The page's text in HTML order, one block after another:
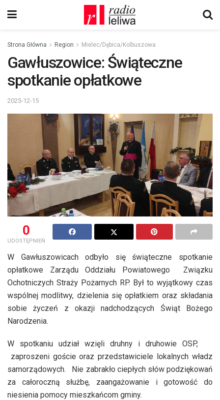
Strona Główna Region Mielec/Dębica/Kolbuszowa
Gawłuszowice: Świąteczne
spotkanie opłatkowe
2025-12-15
0
UDOSTĘPNIEŃ
W Gawłuszowicach odbyło się świąteczne spotkanie
opłatkowe Zarządu Oddziału Powiatowego Związku
Ochotniczych Straży Pożarnych RP. Był to wyjątkowy czas
wspólnej modlitwy, dzielenia się opłatkiem oraz składania
sobie życzeń z okazji nadchodzących Świąt Bożego
Narodzenia.
W spotkaniu udział wzięli druhny i druhowie OSP,
zaproszeni goście oraz przedstawiciele lokalnych władz
samorządowych. Nie zabrakło ciepłych słów podziękowań
za całoroczną służbę, zaangażowanie i gotowość do
niesienia pomocy mieszkańcom gminy.